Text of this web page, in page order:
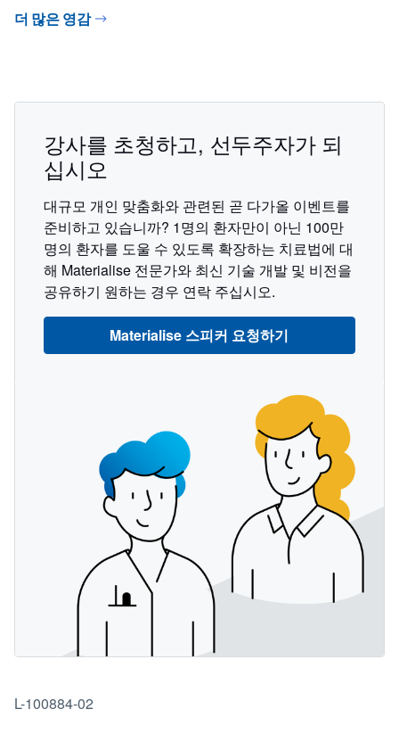
더 많은 영감
강사를 초청하고, 선두주자가 되
십시오
대규모 개인 맞춤화와 관련된 곧 다가올 이벤트를
준비하고 있습니까? 1명의 환자만이 아닌 100만
명의 환자를 도울 수 있도록 확장하는 치료법에 대
해 Materialise 전문가와 최신 기술 개발 및 비전을
공유하기 원하는 경우 연락 주십시오.
Materialise 스피커 요청하기
L-100884-02